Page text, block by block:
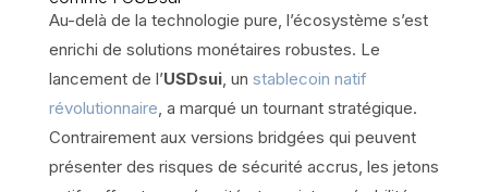
Au-delà de la technologie pure, l’écosystème s’est
enrichi de solutions monétaires robustes. Le
lancement de l’USDsui, un stablecoin natif
révolutionnaire, a marqué un tournant stratégique.
Contrairement aux versions bridgées qui peuvent
présenter des risques de sécurité accrus, les jetons